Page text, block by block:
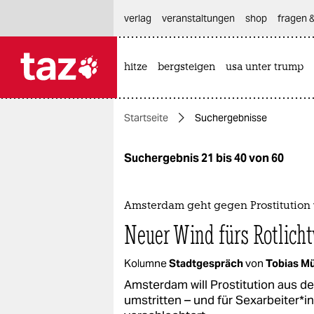
themen
politik
gesellschaft
sport
verlag
veranstaltungen shop fragen
hitze bergsteigen usa unter trump
Startseite Suchergebnisse
Suchergebnis 21 bis 40 von 60
Amsterdam geht gegen Prostitution
Neuer Wind fürs
KolumneStadtgesprächvon Tobias
Amsterdam will Prostitution aus
umstritten – und für